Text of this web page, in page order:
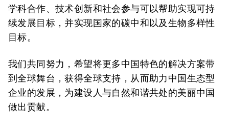
学科合作、技术创新和社会参与可以帮助实现可持
续发展目标，并实现国家的碳中和以及生物多样性
目标。
我们共同努力，希望将更多中国特色的解决方案带
到全球舞台，获得全球支持，从而助力中国生态型
企业的发展，为建设人与自然和谐共处的美丽中国
做出贡献。